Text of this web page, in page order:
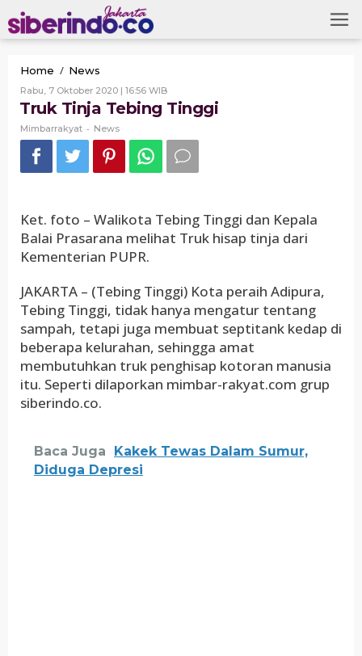
to
content
Home / News
Tinja
Tebing
Tinggi
Rabu, 7 Oktober 2020 | 16:56 WIBOleh
Mimbarrakyat
Truk Tinja Tebing Tinggi
Mimbarrakyat - News
Ket. foto – Walikota Tebing Tinggi dan Kepala
Balai Prasarana melihat Truk hisap tinja dari
Kementerian PUPR.
JAKARTA – (Tebing Tinggi) Kota peraih Adipura,
Tebing Tinggi, tidak hanya mengatur tentang
sampah, tetapi juga membuat septitank kedap di
beberapa kelurahan, sehingga amat
membutuhkan truk penghisap kotoran manusia
itu. Seperti dilaporkan mimbar-rakyat.com grup
siberindo.co.
Baca Juga
Kakek Tewas Dalam Sumur,
Diduga Depresi